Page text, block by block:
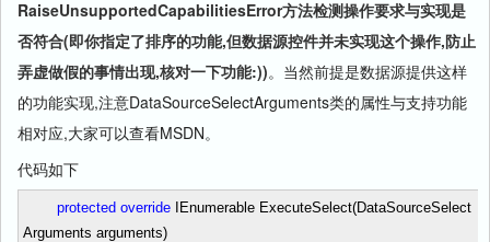
RaiseUnsupportedCapabilitiesError方法检测操作要求与实现是
否符合(即你指定了排序的功能,但数据源控件并未实现这个操作,防止
弄虚做假的事情出现,核对一下功能:))。当然前提是数据源提供这样
的功能实现,注意DataSourceSelectArguments类的属性与支持功能
相对应,大家可以查看MSDN。
代码如下
protected override IEnumerable ExecuteSelect(DataSourceSelect
Arguments arguments)